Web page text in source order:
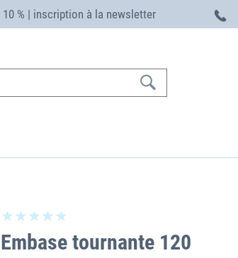
10 % | inscription à la newsletter
Embase tournante 120